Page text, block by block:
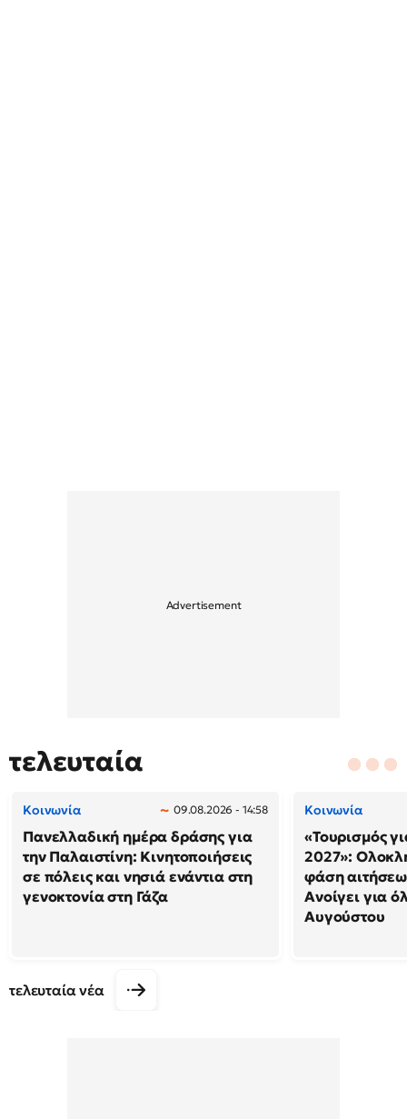
τελευταία
Κοινωνία 09.08.2026 - 14:58
Πανελλαδική ημέρα δράσης για
την Παλαιστίνη: Κινητοποιήσεις
σε πόλεις και νησιά ενάντια στη
γενοκτονία στη Γάζα
Κοινωνία
«Τουρισμός
2027»:
φάση
Ανοίγει για
Αυγούστου
τελευταία νέα